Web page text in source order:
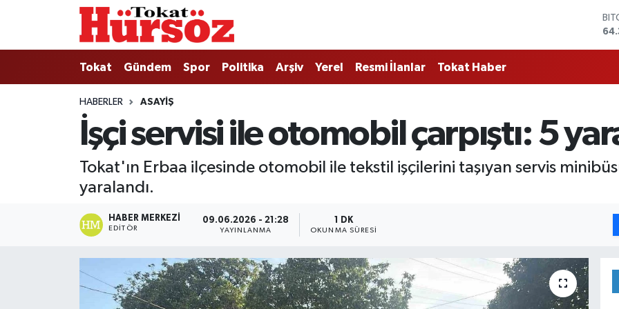
Tokat Gündem Spor Politika Arşiv Yerel Resmi İlanlar Tokat Haber
HABERLER ASAYIŞ
İşçi servisi ile otomobil çarpıştı: 5
Tokat'ın Erbaa ilçesinde otomobil ile tekstil işçilerini taşıyan servis
yaralandı.
HABER MERKEZI
EDITÖR
09.06.2026 - 21:28
YAYINLANMA
1 DK
OKUNMA SÜRESI
Tokat
Türkiye Gündemi
Gündem
Politika
Nöbetçi Eczaneler
Hava Durumu
Tokat Namaz Vakitleri
Süper Lig Puan Durumu ve Fikstür
Tüm Manşetler
Son Dakika Haberleri